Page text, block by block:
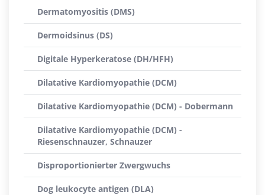
Dermatomyositis (DMS)
Dermoidsinus (DS)
Digitale Hyperkeratose (DH/HFH)
Dilatative Kardiomyopathie (DCM)
Dilatative Kardiomyopathie (DCM) - Dobermann
Dilatative Kardiomyopathie (DCM) -
Riesenschnauzer, Schnauzer
Disproportionierter Zwergwuchs
Dog leukocyte antigen (DLA)